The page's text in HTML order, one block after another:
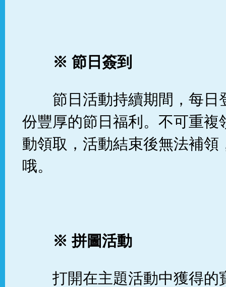
※ 節日簽到
節日活動持續期間，每日
份豐厚的節日福利。不可重複
動領取，活動結束後無法補領
哦。
※拼圖活動
打開在主題活動中獲得的